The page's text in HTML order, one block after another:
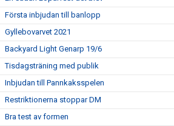
Första inbjudan till banlopp
Gyllebovarvet 2021
Backyard Light Genarp 19/6
Tisdagsträning med publik
Inbjudan till Pannkaksspelen
Restriktionerna stoppar DM
Bra test av formen